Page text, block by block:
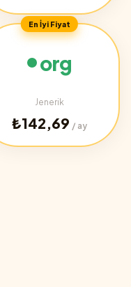
En İyi Fiyat
org
Jenerik
₺142,69 / ay